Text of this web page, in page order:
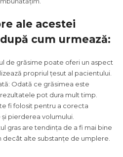
ale acestei
cum urmează:
de grăsime poate oferi un aspect
propriul țesut al pacientului.
Odată ce grăsimea este
pot dura mult timp.
fi folosit pentru a corecta
pierderea volumului.
gras are tendința de a fi mai bine
alte substanțe de umplere.